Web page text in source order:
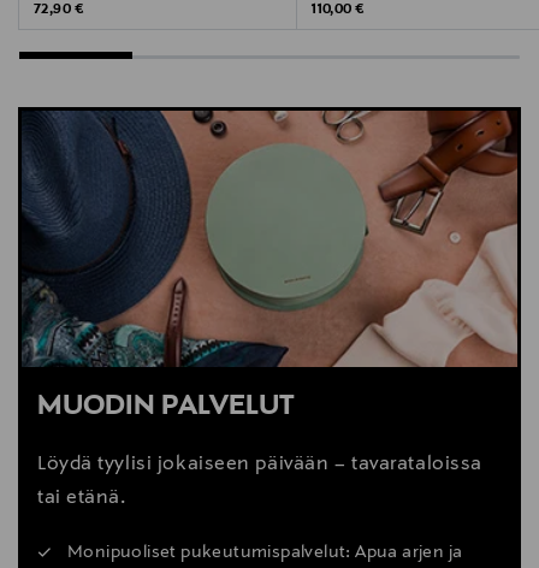
Original Price
72,90 €
Original Price
110,00 €
MUODIN PALVELUT
Löydä tyylisi jokaiseen päivään – tavarataloissa
tai etänä.
Monipuoliset pukeutumispalvelut: Apua arjen ja